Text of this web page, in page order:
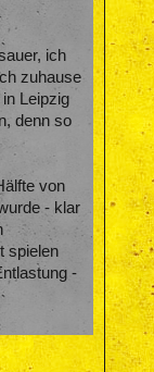
ich
zuhause
Leipzig
denn so
von
- klar
spielen
-